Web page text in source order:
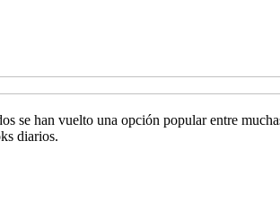
han vuelto una opción popular entre
diarios.